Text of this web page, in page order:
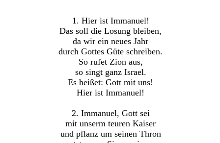
1. Hier ist Immanuel!
Das soll die Losung bleiben,
da wir ein neues Jahr
durch Gottes Güte schreiben.
So rufet Zion aus,
so singt ganz Israel.
Es heißet: Gott mit uns!
Hier ist Immanuel!
2. Immanuel, Gott sei
mit unserm teuren Kaiser
und pflanz um seinen Thron